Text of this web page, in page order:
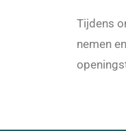
Tijdens
nemen